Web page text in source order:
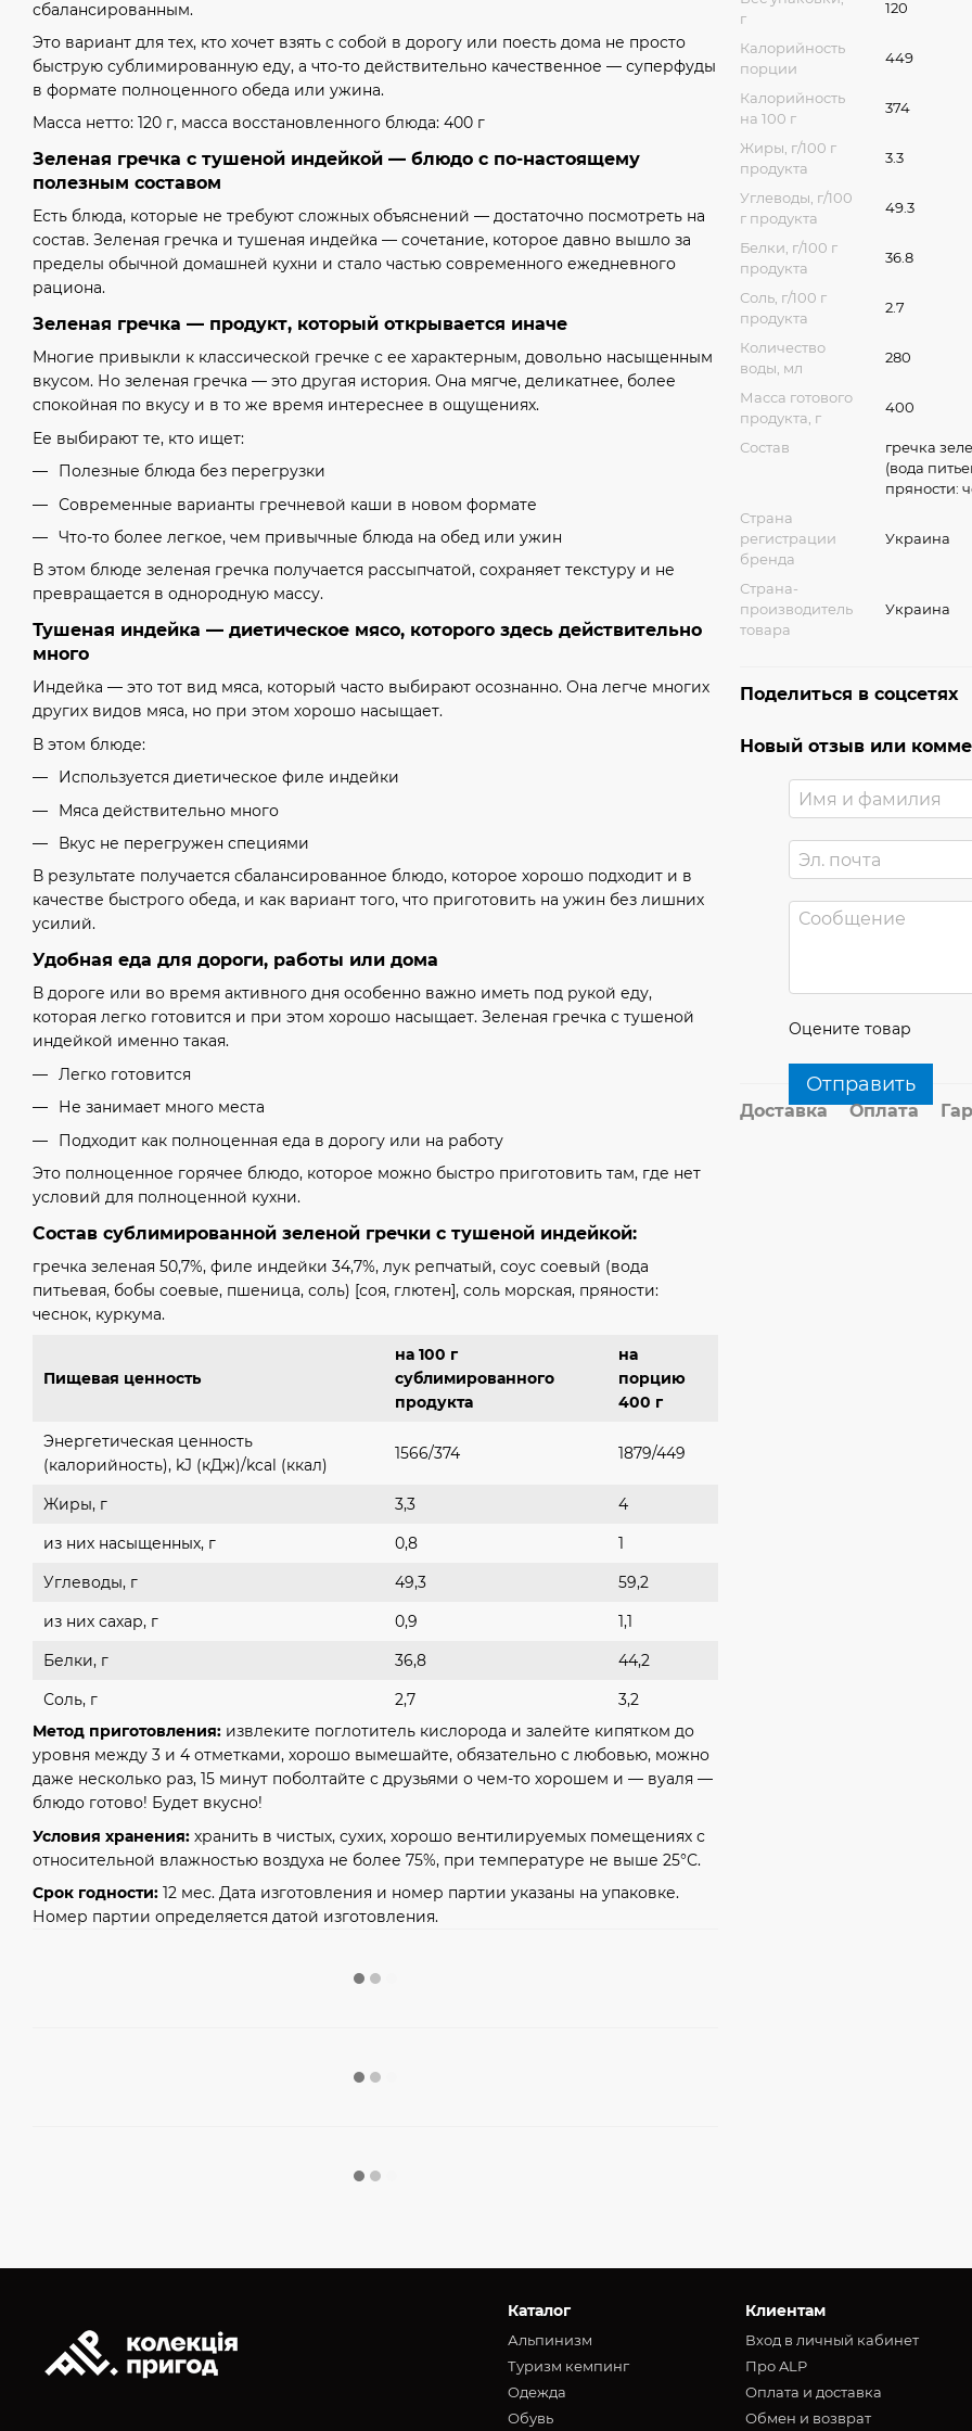
сбалансированным.
Это вариант для тех, кто хочет взять с собой в дорогу или поесть дома не просто
быструю сублимированную еду, а что-то действительно качественное — суперфуды
в формате полноценного обеда или ужина.
Масса нетто: 120 г, масса восстановленного блюда: 400 г
Зеленая гречка с тушеной индейкой — блюдо с по-настоящему
полезным составом
Есть блюда, которые не требуют сложных объяснений — достаточно посмотреть на
состав. Зеленая гречка и тушеная индейка — сочетание, которое давно вышло за
пределы обычной домашней кухни и стало частью современного ежедневного
рациона.
Зеленая гречка — продукт, который открывается иначе
Многие привыкли к классической гречке с ее характерным, довольно насыщенным
вкусом. Но зеленая гречка — это другая история. Она мягче, деликатнее, более
спокойная по вкусу и в то же время интереснее в ощущениях.
Ее выбирают те, кто ищет:
Полезные блюда без перегрузки
Современные варианты гречневой каши в новом формате
Что-то более легкое, чем привычные блюда на обед или ужин
В этом блюде зеленая гречка получается рассыпчатой, сохраняет текстуру и не
превращается в однородную массу.
Тушеная индейка — диетическое мясо, которого здесь действительно
много
Индейка — это тот вид мяса, который часто выбирают осознанно. Она легче многих
других видов мяса, но при этом хорошо насыщает.
В этом блюде:
Используется диетическое филе индейки
Мяса действительно много
Вкус не перегружен специями
В результате получается сбалансированное блюдо, которое хорошо подходит и в
качестве быстрого обеда, и как вариант того, что приготовить на ужин без лишних
усилий.
Удобная еда для дороги, работы или дома
В дороге или во время активного дня особенно важно иметь под рукой еду,
которая легко готовится и при этом хорошо насыщает. Зеленая гречка с тушеной
индейкой именно такая.
Легко готовится
Не занимает много места
Подходит как полноценная еда в дорогу или на работу
Это полноценное горячее блюдо, которое можно быстро приготовить там, где нет
условий для полноценной кухни.
Состав сублимированной зеленой гречки с тушеной индейкой:
гречка зеленая 50,7%, филе индейки 34,7%, лук репчатый, соус соевый (вода
питьевая, бобы соевые, пшеница, соль) [соя, глютен], соль морская, пряности:
чеснок, куркума.
Пищевая ценность
на 100 г
сублимированного
продукта
на
порцию
400 г
Энергетическая ценность
(калорийность), kJ (кДж)/kcal (ккал)
1566/374 1879/449
Жиры, г 3,3
4
из них насыщенных, г
0,8
1
Углеводы, г
49,3
59,2
из них сахар, г
0,9
1,1
Белки, г
36,8
44,2
Соль, г
2,7
3,2
Метод приготовления: извлеките поглотитель кислорода и залейте кипятком до
уровня между 3 и 4 отметками, хорошо вымешайте, обязательно с любовью, можно
даже несколько раз, 15 минут поболтайте с друзьями о чем-то хорошем и — вуаля —
блюдо готово! Будет вкусно!
Условия хранения: хранить в чистых, сухих, хорошо вентилируемых помещениях с
относительной влажностью воздуха не более 75%, при температуре не выше 25°С.
Срок годности: 12 мес. Дата изготовления и номер партии указаны на упаковке.
Номер партии определяется датой изготовления.
г
120
Калорийность
порции
449
Калорийность
на 100 г
374
Жиры, г/100 г
продукта
3.3
Углеводы, г/100
г продукта
49.3
Белки, г/100 г
продукта
36.8
Соль, г/100 г
продукта
2.7
Количество
воды, мл
280
Масса готового
продукта, г
400
Состав
гречка
(вода
пряности:
Страна
регистрации
бренда
Украина
Страна-
производитель
товара
Украина
Поделиться в соцсетях
Новый отзыв или
Оцените товар
Отправить
Доставка Оплата
Каталог
Альпинизм
Туризм кемпинг
Oдежда
Обувь
Клиентам
Вход в личный кабинет
Про ALP
Оплата и доставка
Обмен и возврат